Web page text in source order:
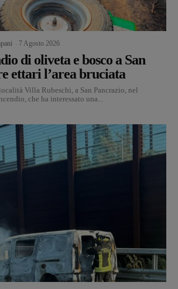
7 Agosto 2026
di oliveta e bosco a San
ettari l’area bruciata
Villa Rubeschi, a San Pancrazio, nel
che ha interessato una...